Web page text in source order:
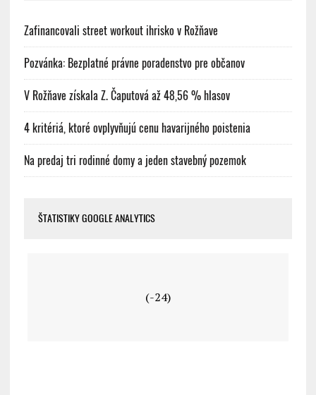
Zafinancovali street workout ihrisko v Rožňave
Pozvánka: Bezplatné právne poradenstvo pre občanov
V Rožňave získala Z. Čaputová až 48,56 % hlasov
4 kritériá, ktoré ovplyvňujú cenu havarijného poistenia
Na predaj tri rodinné domy a jeden stavebný pozemok
ŠTATISTIKY GOOGLE ANALYTICS
(-24)